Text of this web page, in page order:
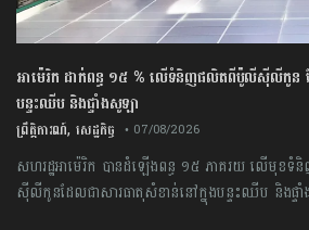
អាម៉េរិក ដាក់ពន្ធ ១៥ % លើទំនិញផលិតពីប៉ូលីស៊ីលីកូន
បន្ទះឈីប និងផ្ទាំងសូឡា
ព្រឹត្តិការណ៍, សេដ្ឋកិច្ច • 07/08/2026
សហរដ្ឋអាម៉េរិក បានដំឡើងពន្ធ ១៥ ភាគរយ លើមុ
ស៊ីលីកូនដែលជាសារធាតុសំខាន់នៅក្នុងបន្ទះឈីប និងផ្ទ